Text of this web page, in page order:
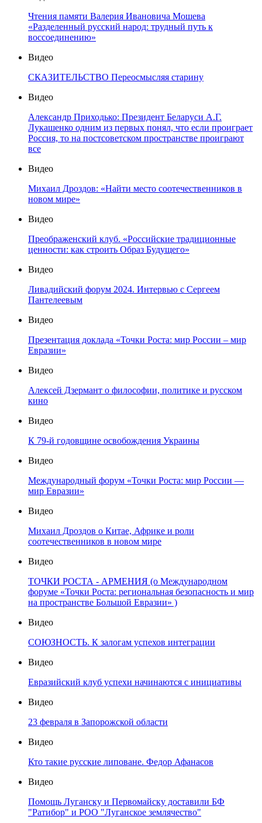
Чтения памяти Валерия Ивановича Мошева
«Разделенный русский народ: трудный путь к
воссоединению»
Видео
СКАЗИТЕЛЬСТВО Переосмысляя старину
Видео
Александр Приходько: Президент Беларуси А.Г.
Лукашенко одним из первых понял, что если проиграет
Россия, то на постсоветском пространстве проиграют
все
Видео
Михаил Дроздов: «Найти место соотечественников в
новом мире»
Видео
Преображенский клуб. «Российские традиционные
ценности: как строить Образ Будущего»
Видео
Ливадийский форум 2024. Интервью с Сергеем
Пантелеевым
Видео
Презентация доклада «Точки Роста: мир России – мир
Евразии»
Видео
Алексей Дзермант о философии, политике и русском
кино
Видео
К 79-й годовщине освобождения Украины
Видео
Международный форум «Точки Роста: мир России —
мир Евразии»
Видео
Михаил Дроздов о Китае, Африке и роли
соотечественников в новом мире
Видео
ТОЧКИ РОСТА - АРМЕНИЯ (о Международном
форуме «Точки Роста: региональная безопасность и мир
на пространстве Большой Евразии» )
Видео
СОЮЗНОСТЬ. К залогам успехов интеграции
Видео
Евразийский клуб успехи начинаются с инициативы
Видео
23 февраля в Запорожской области
Видео
Кто такие русские липоване. Федор Афанасов
Видео
Помощь Луганску и Первомайску доставили БФ
"Ратибор" и РОО "Луганское землячество"